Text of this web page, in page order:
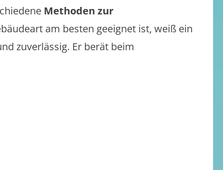
Methoden zur
am besten geeignet ist, weiß ein
zuverlässig. Er berät beim